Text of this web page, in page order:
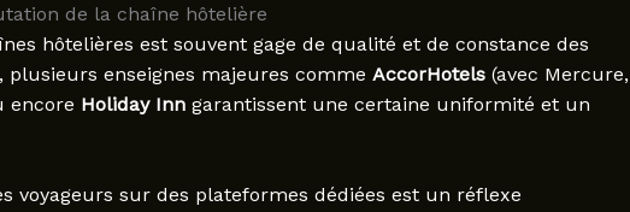
de la chaîne hôtelière
hôtelières est souvent gage de qualité et de constance des
plusieurs enseignes majeures comme AccorHotels(avec Mercure,
encore Holiday Inngarantissent une certaine uniformité et un
voyageurs sur des plateformes dédiées est un réflexe